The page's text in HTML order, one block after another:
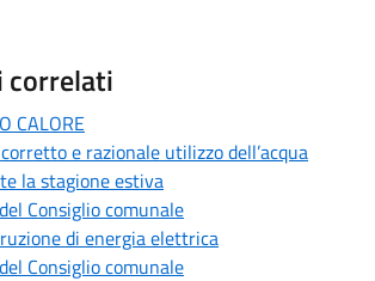
correlati
CALORE
e razionale utilizzo dell’acqua
la stagione estiva
Consiglio comunale
di energia elettrica
Consiglio comunale